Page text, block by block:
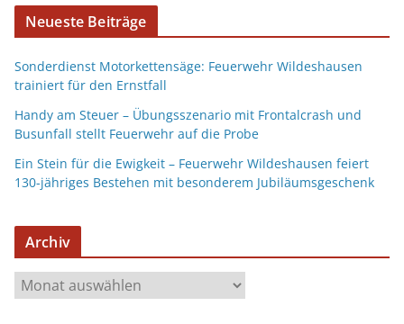
Neueste Beiträge
Sonderdienst Motorkettensäge: Feuerwehr Wildeshausen
trainiert für den Ernstfall
Handy am Steuer – Übungsszenario mit Frontalcrash und
Busunfall stellt Feuerwehr auf die Probe
Ein Stein für die Ewigkeit – Feuerwehr Wildeshausen feiert
130-jähriges Bestehen mit besonderem Jubiläumsgeschenk
Archiv